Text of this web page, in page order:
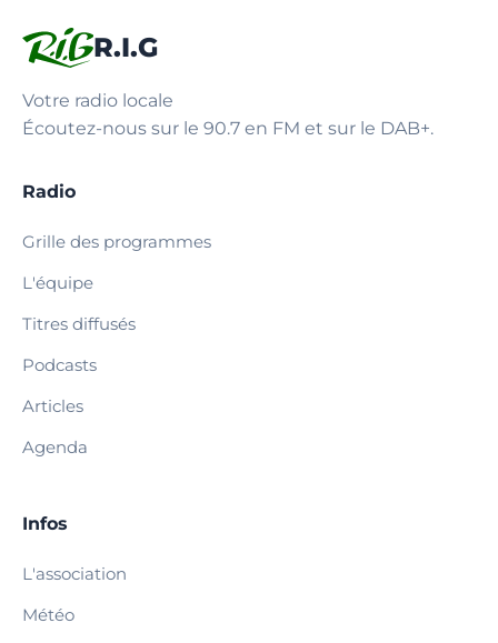
R.I.G
Votre radio locale
Écoutez-nous sur le 90.7 en FM et sur le DAB+.
Radio
Grille des programmes
L'équipe
Titres diffusés
Podcasts
Articles
Agenda
Infos
L'association
Météo